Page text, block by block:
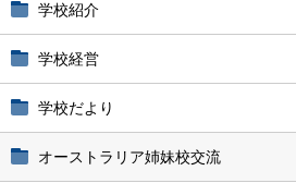
学校紹介
学校経営
学校だより
オーストラリア姉妹校交流